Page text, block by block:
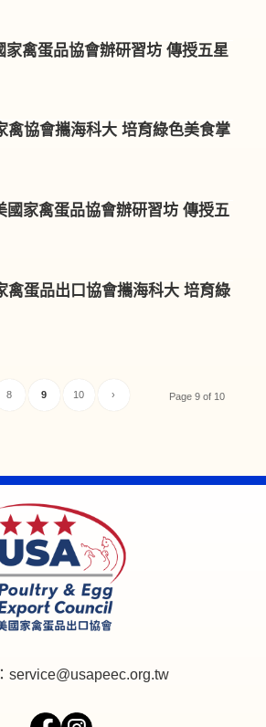
禽蛋品協會辦研習坊 傳授五星
禽協會攜海科大 培育綠色美食掌
國家禽蛋品協會辦研習坊 傳授五
禽蛋品出口協會攜海科大 培育綠
Page 9 of 10
8 9 10 ›
service@usapeec.org.tw